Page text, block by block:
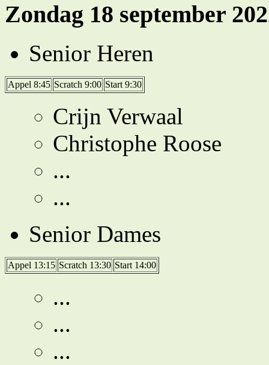
Zondag 18 september
Senior Heren
Appel 8:45 Scratch 9:00 Start 9:30
Crijn Verwaal
Christophe Roose
...
...
Senior Dames
Appel 13:15 Scratch 13:30 Start 14:00
...
...
...